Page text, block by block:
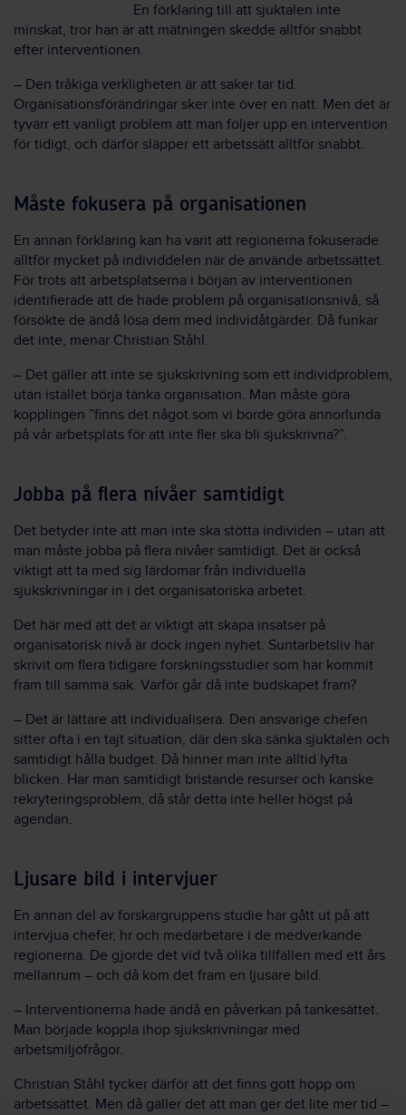
En förklaring till att sjuktalen inte
minskat, tror han är att mätningen skedde alltför snabbt
efter interventionen.
– Den tråkiga verkligheten är att saker tar tid.
Organisationsförändringar sker inte över en natt. Men det är
tyvärr ett vanligt problem att man följer upp en intervention
för tidigt, och därför släpper ett arbetssätt alltför snabbt.
Måste fokusera på organisationen
En annan förklaring kan ha varit att regionerna fokuserade
alltför mycket på individdelen när de använde arbetssättet.
För trots att arbetsplatserna i början av interventionen
identifierade att de hade problem på organisationsnivå, så
försökte de ändå lösa dem med individåtgärder. Då funkar
det inte, menar Christian Ståhl.
– Det gäller att inte se sjukskrivning som ett individproblem,
utan istället börja tänka organisation. Man måste göra
kopplingen ”finns det något som vi borde göra annorlunda
på vår arbetsplats för att inte fler ska bli sjukskrivna?”.
Jobba på flera nivåer samtidigt
Det betyder inte att man inte ska stötta individen – utan att
man måste jobba på flera nivåer samtidigt. Det är också
viktigt att ta med sig lärdomar från individuella
sjukskrivningar in i det organisatoriska arbetet.
Det här med att det är viktigt att skapa insatser på
organisatorisk nivå är dock ingen nyhet. Suntarbetsliv har
skrivit om flera tidigare forskningsstudier som har kommit
fram till samma sak. Varför går då inte budskapet fram?
– Det är lättare att individualisera. Den ansvarige chefen
sitter ofta i en tajt situation, där den ska sänka sjuktalen och
samtidigt hålla budget. Då hinner man inte alltid lyfta
blicken. Har man samtidigt bristande resurser och kanske
rekryteringsproblem, då står detta inte heller högst på
agendan.
Ljusare bild i intervjuer
En annan del av forskargruppens studie har gått ut på att
intervjua chefer, hr och medarbetare i de medverkande
regionerna. De gjorde det vid två olika tillfällen med ett års
mellanrum – och då kom det fram en ljusare bild.
– Interventionerna hade ändå en påverkan på tankesättet.
Man började koppla ihop sjukskrivningar med
arbetsmiljöfrågor.
Christian Ståhl tycker därför att det finns gott hopp om
arbetssättet. Men då gäller det att man ger det lite mer tid –